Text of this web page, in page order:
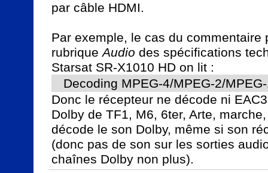
par câble HDMI.
Par exemple, le cas du commentaire
rubrique Audio des spécifications
Starsat SR-X1010 HD on lit :
Decoding MPEG-4/MPEG-2/
Donc le récepteur ne décode ni
Dolby de TF1, M6, 6ter, Arte,
décode le son Dolby, même si son
(donc pas de son sur les sorties
chaînes Dolby non plus).